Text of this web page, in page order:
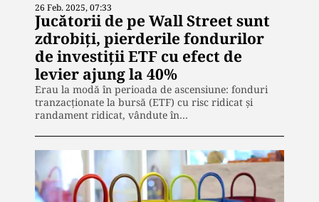
26 Feb. 2025, 07:33
Jucătorii de pe Wall Street sunt
zdrobiți, pierderile fondurilor
de investiţii ETF cu efect de
levier ajung la 40%
Erau la modă în perioada de ascensiune: fonduri
tranzacționate la bursă (ETF) cu risc ridicat și
randament ridicat, vândute în…